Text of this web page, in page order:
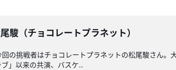
駿（チョコレートプラネット）
の挑戦者はチョコレートプラネットの松尾駿さん
」以来の共演、バスケ...